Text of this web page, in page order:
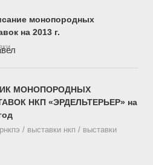
монопородных
на 2013 г.
МОНОПОРОДНЫХ
НКП «ЭРДЕЛЬТЕРЬЕР» на
/ выставки нкп / выставки